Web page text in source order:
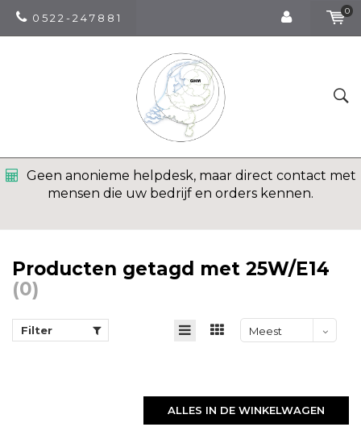
0 5 2 2 - 2 4 7 8 8 1
0
Geen anonieme helpdesk, maar direct contact met
mensen die uw bedrijf en orders kennen.
Producten getagd met 25W/E14
(0)
Filter
Meest
ALLES IN DE WINKELWAGEN